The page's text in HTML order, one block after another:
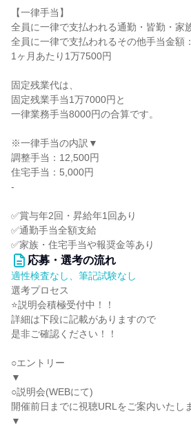
【一律手当】
全員に一律で支払われる通勤・皆勤・家
全員に一律で支払われるその他手当金額
1ヶ月あたり1万7500円
固定残業代は、
固定残業手当1万7000円と
一律業務手当8000円の合算です。
※一律手当の内訳▼
調整手当：12,500円
住宅手当：5,000円
-
✅賞与年2回・昇給年1回あり
✅通勤手当全額支給
✅家族・住宅手当や報奨金等あり
応募・選考の流れ
適性検査なし、筆記試験なし
選考プロセス
⭐説明会積極受付中！！
詳細は下段に記載がありますので
是非ご確認ください！！
○エントリー
▼
○説明会(WEBにて)
開催前日までに視聴URLをご案内いたし
▼